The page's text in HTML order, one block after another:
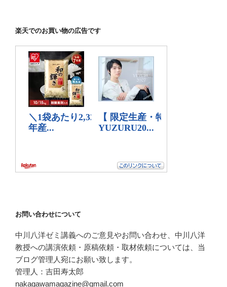
楽天でのお買い物の広告です
お問い合わせについて
中川八洋ゼミ講義へのご意見やお問い合わせ、中川八洋
教授への講演依頼・原稿依頼・取材依頼については、当
ブログ管理人宛にお願い致します。
管理人：吉田寿太郎
nakagawamagazine@gmail.com